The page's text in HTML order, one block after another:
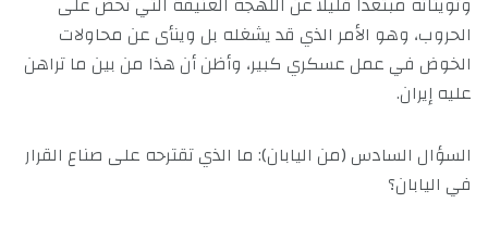
الحروب، وهو الأمر الذي قد يشغله بل وينأى عن محاولات
الخوض في عمل عسكري كبير، وأظن أن هذا من بين ما تراهن
عليه إيران.
السؤال السادس (من اليابان): ما الذي تقترحه على صناع القرار
في اليابان؟